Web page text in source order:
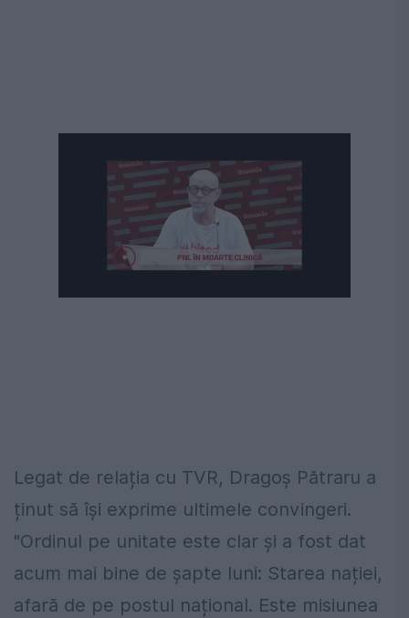
Legat de relația cu TVR, Dragoș Pătraru a
ținut să își exprime ultimele convingeri.
"Ordinul pe unitate este clar și a fost dat
acum mai bine de șapte luni: Starea nației,
afară de pe postul național. Este misiunea